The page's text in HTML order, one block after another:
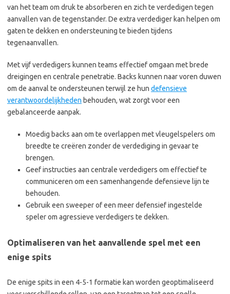
van het team om druk te absorberen en zich te verdedigen tegen
aanvallen van de tegenstander. De extra verdediger kan helpen om
gaten te dekken en ondersteuning te bieden tijdens
tegenaanvallen.
Met vijf verdedigers kunnen teams effectief omgaan met brede
dreigingen en centrale penetratie. Backs kunnen naar voren duwen
om de aanval te ondersteunen terwijl ze hun defensieve
verantwoordelijkheden behouden, wat zorgt voor een
gebalanceerde aanpak.
Moedig backs aan om te overlappen met vleugelspelers om
breedte te creëren zonder de verdediging in gevaar te
brengen.
Geef instructies aan centrale verdedigers om effectief te
communiceren om een samenhangende defensieve lijn te
behouden.
Gebruik een sweeper of een meer defensief ingestelde
speler om agressieve verdedigers te dekken.
Optimaliseren van het aanvallende spel met een
enige spits
De enige spits in een 4-5-1 formatie kan worden geoptimaliseerd